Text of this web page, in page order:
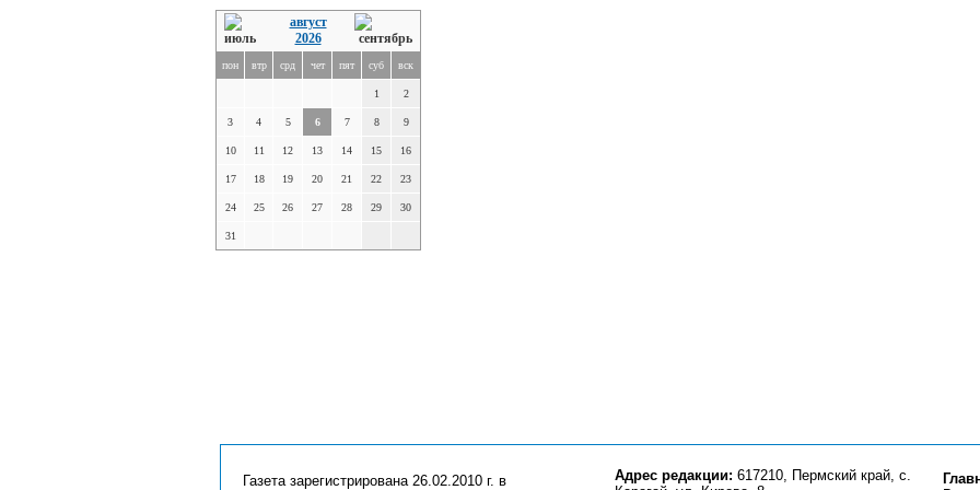
август
2026
пон втр срд чет пят суб вск
1 2
3 4 5 6 7 8 9
10 11 12 13 14 15 16
17 18 19 20 21 22 23
24 25 26 27 28 29 30
31
Газета зарегистрирована 26.02.2010 г. в
Адрес редакции: 617210, Пермский край, с.